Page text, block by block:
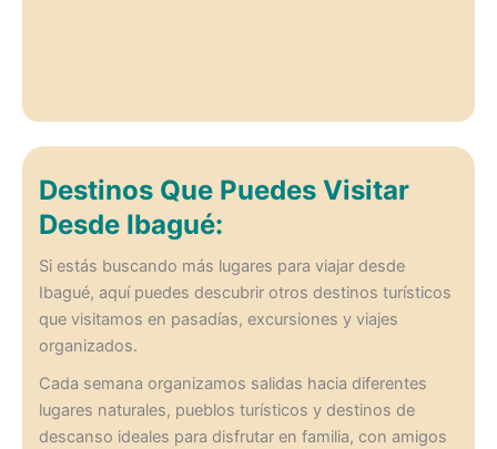
Destinos Que Puedes Visitar
Desde Ibagué:
Si estás buscando más lugares para viajar desde
Ibagué, aquí puedes descubrir otros destinos turísticos
que visitamos en pasadías, excursiones y viajes
organizados.
Cada semana organizamos salidas hacia diferentes
lugares naturales, pueblos turísticos y destinos de
descanso ideales para disfrutar en familia, con amigos